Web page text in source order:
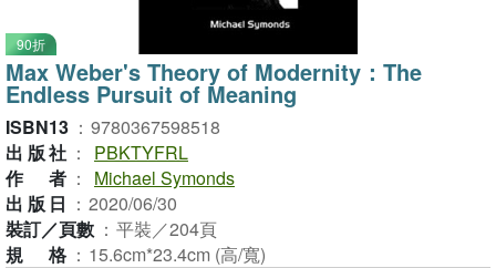
90折
Max Weber's Theory of Modernity：The
Endless Pursuit of Meaning
ISBN13 ： 9780367598518
出版社 ：
PBKTYFRL
作者 ：
Michael Symonds
出版日 ： 2020/06/30
裝訂／頁數 ： 平裝／204頁
規格 ： 15.6cm*23.4cm (高/寬)